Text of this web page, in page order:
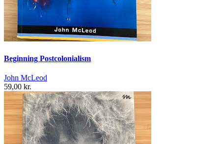
Beginning Postcolonialism
John McLeod
59,00 kr.